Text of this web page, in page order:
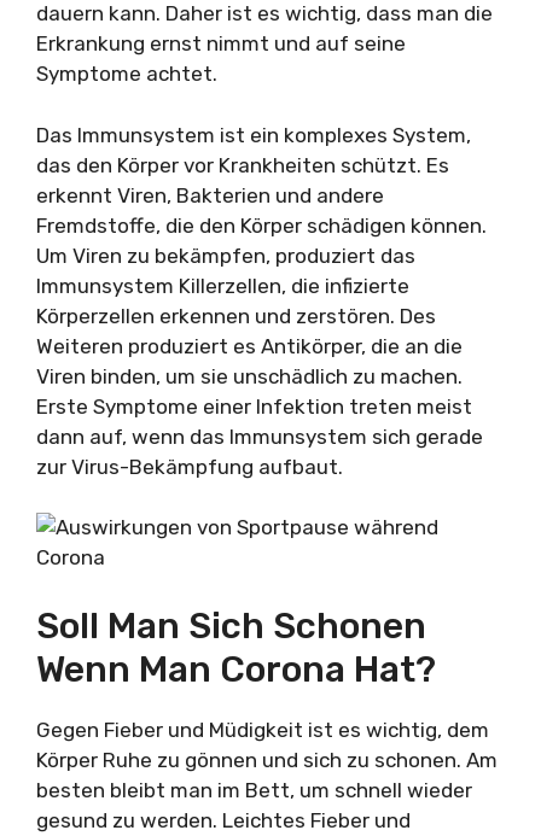
dauern kann. Daher ist es wichtig, dass man die
Erkrankung ernst nimmt und auf seine
Symptome achtet.
Das Immunsystem ist ein komplexes System,
das den Körper vor Krankheiten schützt. Es
erkennt Viren, Bakterien und andere
Fremdstoffe, die den Körper schädigen können.
Um Viren zu bekämpfen, produziert das
Immunsystem Killerzellen, die infizierte
Körperzellen erkennen und zerstören. Des
Weiteren produziert es Antikörper, die an die
Viren binden, um sie unschädlich zu machen.
Erste Symptome einer Infektion treten meist
dann auf, wenn das Immunsystem sich gerade
zur Virus-Bekämpfung aufbaut.
Soll Man Sich Schonen
Wenn Man Corona Hat?
Gegen Fieber und Müdigkeit ist es wichtig, dem
Körper Ruhe zu gönnen und sich zu schonen. Am
besten bleibt man im Bett, um schnell wieder
gesund zu werden. Leichtes Fieber und